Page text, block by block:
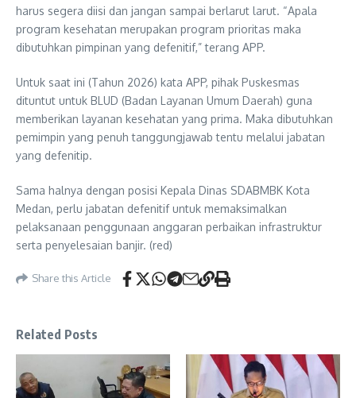
harus segera diisi dan jangan sampai berlarut larut. “Apala
program kesehatan merupakan program prioritas maka
dibutuhkan pimpinan yang defenitif,” terang APP.
Untuk saat ini (Tahun 2026) kata APP, pihak Puskesmas
dituntut untuk BLUD (Badan Layanan Umum Daerah) guna
memberikan layanan kesehatan yang prima. Maka dibutuhkan
pemimpin yang penuh tanggungjawab tentu melalui jabatan
yang defenitip.
Sama halnya dengan posisi Kepala Dinas SDABMBK Kota
Medan, perlu jabatan defenitif untuk memaksimalkan
pelaksanaan penggunaan anggaran perbaikan infrastruktur
serta penyelesaian banjir. (red)
Share this Article
Related Posts